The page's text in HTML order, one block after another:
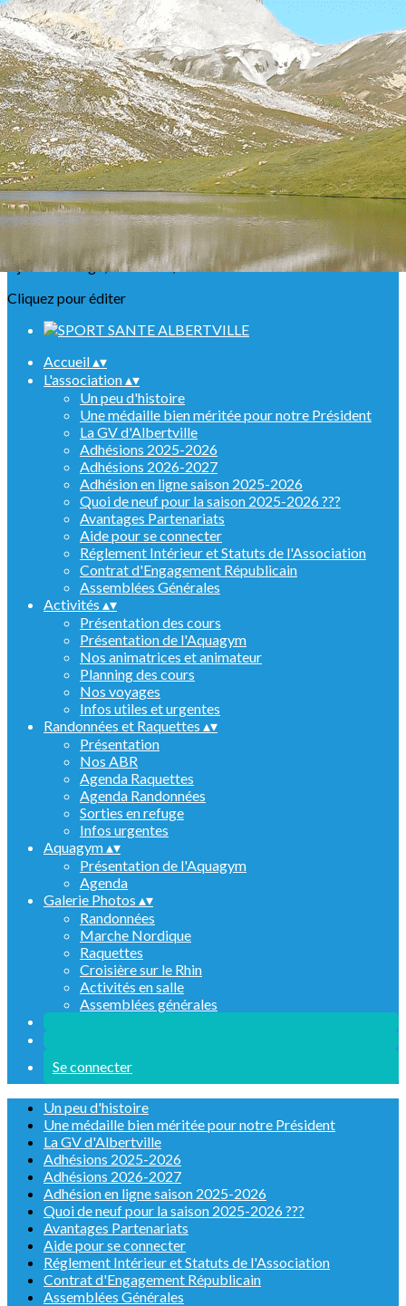
Exporter les lignes sélectionnées
Exporter toutes les colonnes
Exporter uniquement les colonnes affichées
Menu
<
>
Présentation
Nos ABR
Agenda Raquettes
Agenda Randonnées
Sorties en refuge
Infos urgentes
Ajoutez un logo, un bouton, des réseaux sociaux
Cliquez pour éditer
Accueil▴▾
L'association▴▾
Un peu d'histoire
Une médaille bien méritée pour notre Président
La GV d'Albertville
Adhésions 2025-2026
Adhésions 2026-2027
Adhésion en ligne saison 2025-2026
Quoi de neuf pour la saison 2025-2026 ???
Avantages Partenariats
Aide pour se connecter
Réglement Intérieur et Statuts de l'Association
Contrat d'Engagement Républicain
Assemblées Générales
Activités ▴▾
Présentation des cours
Présentation de l'Aquagym
Nos animatrices et animateur
Planning des cours
Nos voyages
Infos utiles et urgentes
Randonnées et Raquettes ▴▾
Présentation
Nos ABR
Agenda Raquettes
Agenda Randonnées
Sorties en refuge
Infos urgentes
Aquagym▴▾
Présentation de l'Aquagym
Agenda
Galerie Photos ▴▾
Randonnées
Marche Nordique
Raquettes
Croisière sur le Rhin
Activités en salle
Assemblées générales
Se connecter
Un peu d'histoire
Une médaille bien méritée pour notre Président
La GV d'Albertville
Adhésions 2025-2026
Adhésions 2026-2027
Adhésion en ligne saison 2025-2026
Quoi de neuf pour la saison 2025-2026 ???
Avantages Partenariats
Aide pour se connecter
Réglement Intérieur et Statuts de l'Association
Contrat d'Engagement Républicain
Assemblées Générales